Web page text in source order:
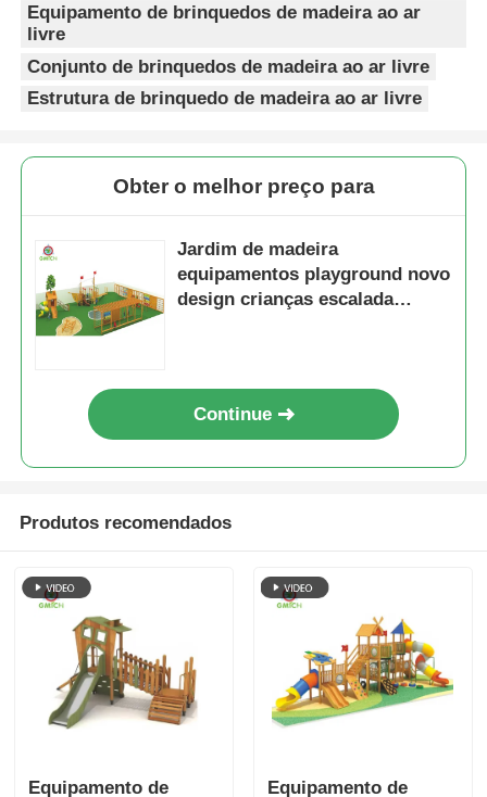
Equipamento de brinquedos de madeira ao ar
livre
Conjunto de brinquedos de madeira ao ar livre
Estrutura de brinquedo de madeira ao ar livre
Obter o melhor preço para
Jardim de madeira
equipamentos playground novo
design crianças escalada
Continue
Produtos recomendados
Equipamento de
Equipamento de